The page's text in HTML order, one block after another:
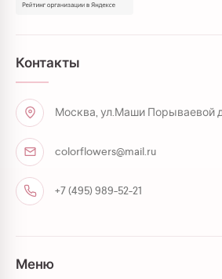
Контакты
Москва, ул.Маши Порываевой
colorflowers@mail.ru
+7 (495) 989-52-21
Меню